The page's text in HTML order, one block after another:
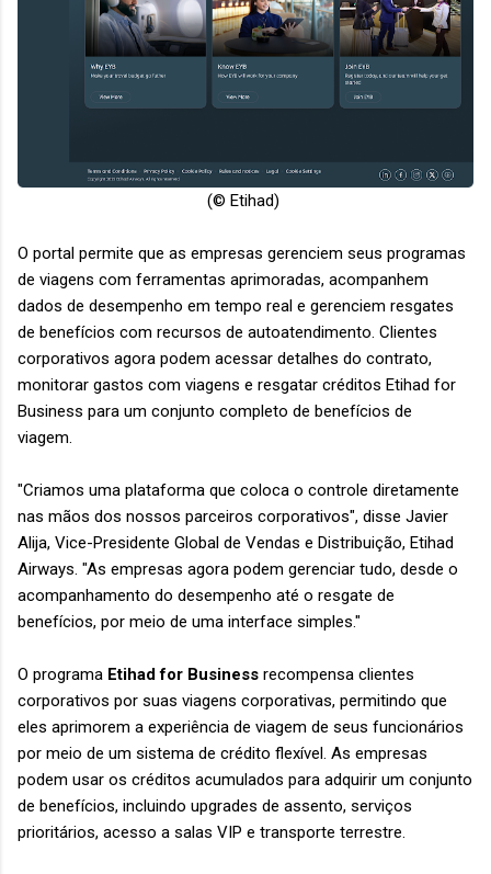
(© Etihad)
O portal permite que as empresas gerenciem seus programas
de viagens com ferramentas aprimoradas, acompanhem
dados de desempenho em tempo real e gerenciem resgates
de benefícios com recursos de autoatendimento. Clientes
corporativos agora podem acessar detalhes do contrato,
monitorar gastos com viagens e resgatar créditos Etihad for
Business para um conjunto completo de benefícios de
viagem.
"Criamos uma plataforma que coloca o controle diretamente
nas mãos dos nossos parceiros corporativos", disse Javier
Alija, Vice-Presidente Global de Vendas e Distribuição, Etihad
Airways. "As empresas agora podem gerenciar tudo, desde o
acompanhamento do desempenho até o resgate de
benefícios, por meio de uma interface simples."
O programa Etihad for Business recompensa clientes
corporativos por suas viagens corporativas, permitindo que
eles aprimorem a experiência de viagem de seus funcionários
por meio de um sistema de crédito flexível. As empresas
podem usar os créditos acumulados para adquirir um conjunto
de benefícios, incluindo upgrades de assento, serviços
prioritários, acesso a salas VIP e transporte terrestre.